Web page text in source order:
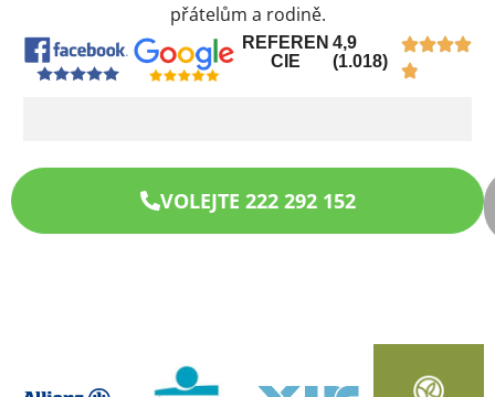
přátelům a rodině.
REFEREN
CIE
4,9
(1.018)
VOLEJTE 222 292 152